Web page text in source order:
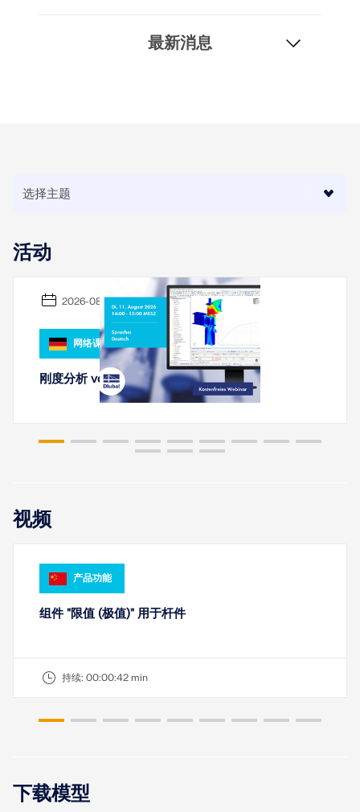
Dlubal 在线服务提供分区地图，可快速确定雪荷载、风
最新消息
活动
2026-08-11
网络课堂
刚度分析 von 钢连接 mit RFEM 6
视频
产品功能
组件 "限值 (极值)" 用于杆件
持续: 00:00:42 min
下载模型